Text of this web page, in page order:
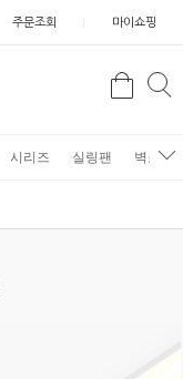
주문조회 마이쇼핑
검
시리즈 실링팬 벽조명